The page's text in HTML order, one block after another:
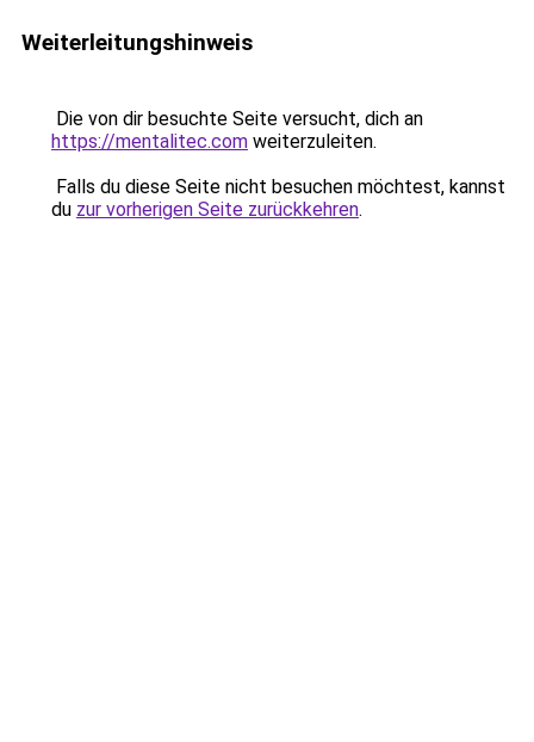
Weiterleitungshinweis
Die von dir besuchte Seite versucht, dich an
https://mentalitec.com weiterzuleiten.
Falls du diese Seite nicht besuchen möchtest, kannst
du zur vorherigen Seite zurückkehren.